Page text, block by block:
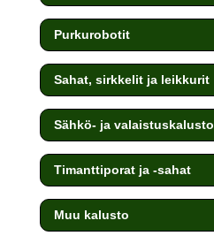
Purkurobotit
Sahat, sirkkelit ja leikkurit
Sähkö- ja valaistuskalusto
Timanttiporat ja -sahat
Muu kalusto